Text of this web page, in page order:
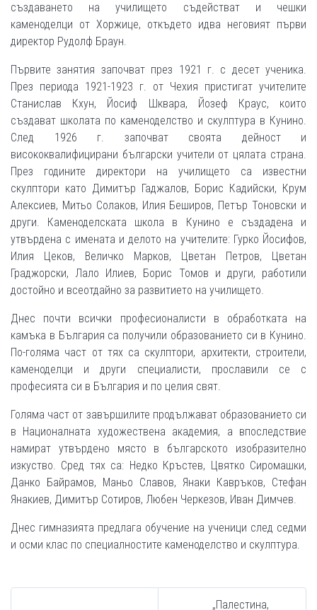
създаването на училището съдействат и чешки
каменоделци от Хоржице, откъдето идва неговият първи
директор Рудолф Браун.
Първите занятия започват през 1921 г. с десет ученика.
През периода 1921-1923 г. от Чехия пристигат учителите
Станислав Кхун, Йосиф Шквара, Йозеф Краус, които
създават школата по каменоделство и скулптура в Кунино.
След 1926 г. започват своята дейност и
висококвалифицирани български учители от цялата страна.
През годините директори на училището са известни
скулптори като Димитър Гаджалов, Борис Кадийски, Крум
Алексиев, Митьо Солаков, Илия Беширов, Петър Тоновски и
други. Каменоделската школа в Кунино е създадена и
утвърдена с имената и делото на учителите: Гурко Йосифов,
Илия Цеков, Величко Марков, Цветан Петров, Цветан
Граджорски, Лало Илиев, Борис Томов и други, работили
достойно и всеотдайно за развитието на училището.
Днес почти всички професионалисти в обработката на
камъка в България са получили образованието си в Кунино.
По-голяма част от тях са скулптори, архитекти, строители,
каменоделци и други специалисти, прославили се с
професията си в България и по целия свят.
Голяма част от завършилите продължават образованието си
в Националната художествена академия, а впоследствие
намират утвърдено място в българското изобразително
изкуство. Сред тях са: Недко Кръстев, Цвятко Сиромашки,
Данко Байрамов, Маньо Славов, Янаки Кавръков, Стефан
Янакиев, Димитър Сотиров, Любен Черкезов, Иван Димчев.
Днес гимназията предлага обучение на ученици след седми
и осми клас по специалностите каменоделство и скулптура.
„Палестина,